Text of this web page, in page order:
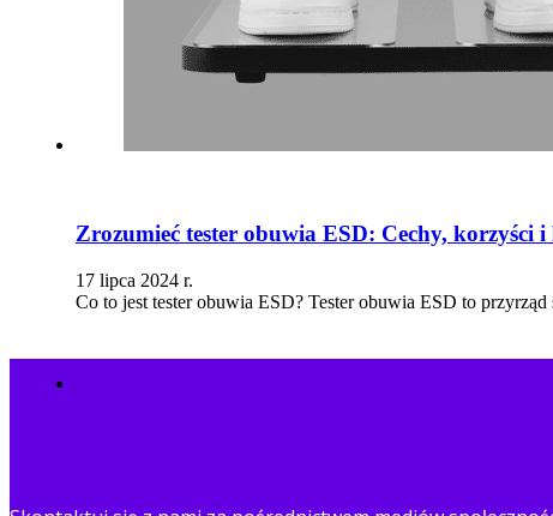
Zrozumieć tester obuwia ESD: Cechy, korzyści i
17 lipca 2024 r.
Co to jest tester obuwia ESD? Tester obuwia ESD to